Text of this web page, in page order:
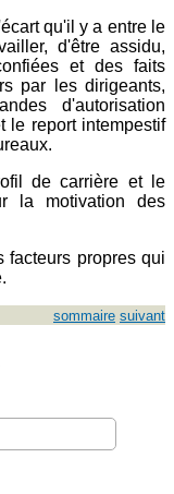
qu'il y a entre le
d'être assidu,
et des faits
par les dirigeants,
d'autorisation
le report intempestif
de carrière et le
la motivation des
facteurs propres qui
sommaire suivant